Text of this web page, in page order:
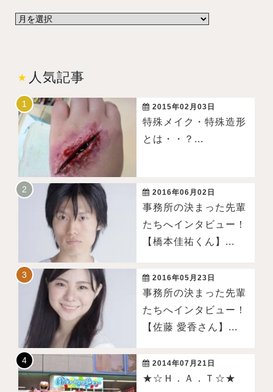
人気記事
2015年02月03日
特殊メイク・特殊造形
とは・・？...
2016年06月02日
事務所の決まった先輩
たちへインタビュー！
【橋本佳祐くん】...
2016年05月23日
事務所の決まった先輩
たちへインタビュー！
【佐藤 愛香さん】...
2014年07月21日
★☆Ｈ．Ａ．Ｔ☆★